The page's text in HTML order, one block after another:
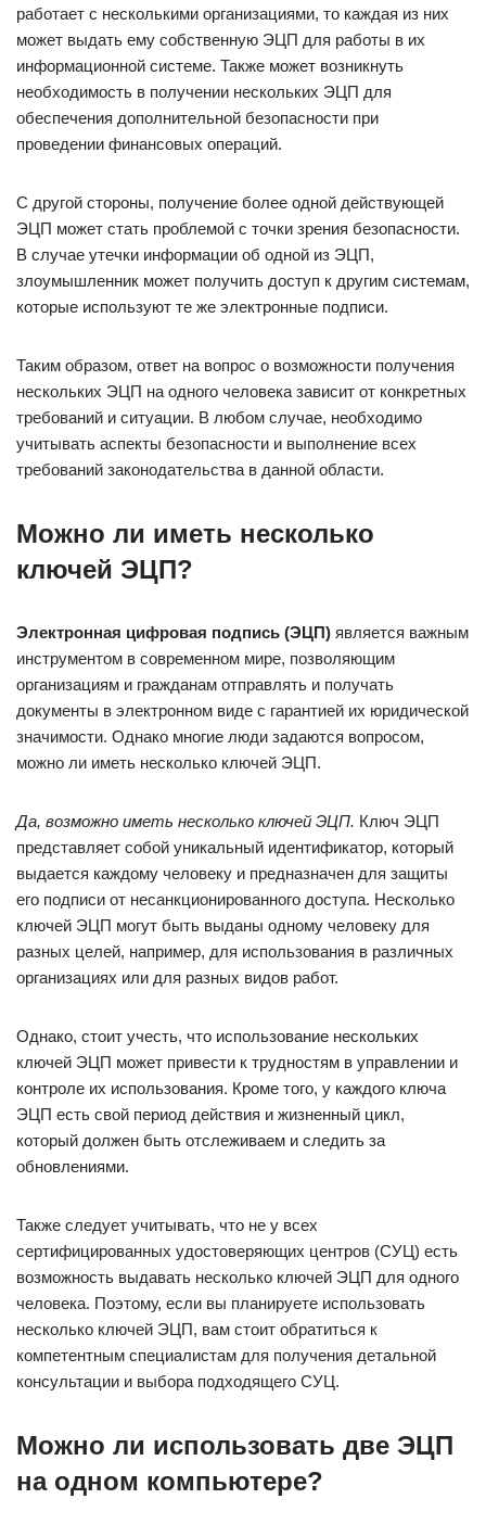
работает с несколькими организациями, то каждая из них
может выдать ему собственную ЭЦП для работы в их
информационной системе. Также может возникнуть
необходимость в получении нескольких ЭЦП для
обеспечения дополнительной безопасности при
проведении финансовых операций.
С другой стороны, получение более одной действующей
ЭЦП может стать проблемой с точки зрения безопасности.
В случае утечки информации об одной из ЭЦП,
злоумышленник может получить доступ к другим системам,
которые используют те же электронные подписи.
Таким образом, ответ на вопрос о возможности получения
нескольких ЭЦП на одного человека зависит от конкретных
требований и ситуации. В любом случае, необходимо
учитывать аспекты безопасности и выполнение всех
требований законодательства в данной области.
Можно ли иметь несколько
ключей ЭЦП?
Электронная цифровая подпись (ЭЦП) является важным
инструментом в современном мире, позволяющим
организациям и гражданам отправлять и получать
документы в электронном виде с гарантией их юридической
значимости. Однако многие люди задаются вопросом,
можно ли иметь несколько ключей ЭЦП.
Да, возможно иметь несколько ключей ЭЦП. Ключ ЭЦП
представляет собой уникальный идентификатор, который
выдается каждому человеку и предназначен для защиты
его подписи от несанкционированного доступа. Несколько
ключей ЭЦП могут быть выданы одному человеку для
разных целей, например, для использования в различных
организациях или для разных видов работ.
Однако, стоит учесть, что использование нескольких
ключей ЭЦП может привести к трудностям в управлении и
контроле их использования. Кроме того, у каждого ключа
ЭЦП есть свой период действия и жизненный цикл,
который должен быть отслеживаем и следить за
обновлениями.
Также следует учитывать, что не у всех
сертифицированных удостоверяющих центров (СУЦ) есть
возможность выдавать несколько ключей ЭЦП для одного
человека. Поэтому, если вы планируете использовать
несколько ключей ЭЦП, вам стоит обратиться к
компетентным специалистам для получения детальной
консультации и выбора подходящего СУЦ.
Можно ли использовать две ЭЦП
на одном компьютере?